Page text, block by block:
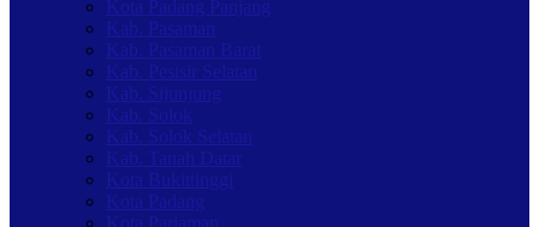
Kota Padang Panjang
Kab. Pasaman
Kab. Pasaman Barat
Kab. Pesisir Selatan
Kab. Sijunjung
Kab. Solok
Kab. Solok Selatan
Kab. Tanah Datar
Kota Bukittinggi
Kota Padang
Kota Pariaman